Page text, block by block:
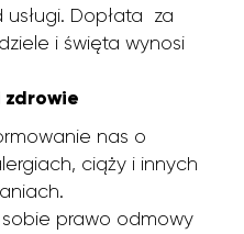
usługi. Dopłata za
i święta wynosi
zdrowie
nas o
ciąży i innych
prawo odmowy